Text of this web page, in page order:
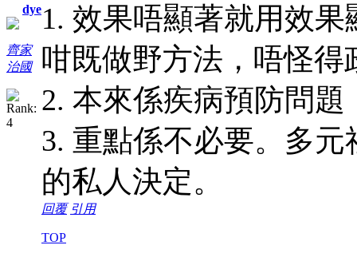
dye
齊家
治國
1. 效果唔顯著就用效
咁既做野方法，唔怪得
2. 本來係疾病預防問題
3. 重點係不必要。多
的私人決定。
回覆 引用
TOP